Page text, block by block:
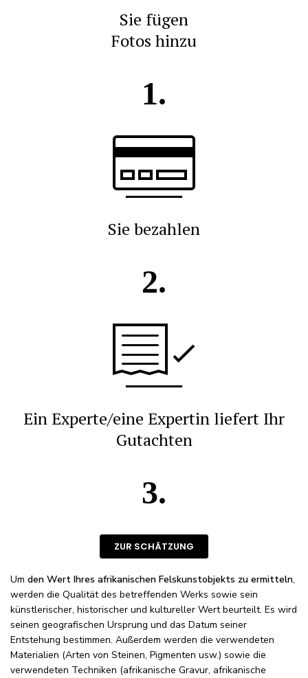
Sie fügen
Fotos hinzu
1.
Sie bezahlen
2.
Ein Experte/eine Expertin liefert Ihr
Gutachten
3.
ZUR SCHÄTZUNG
Um den Wert Ihres afrikanischen Felskunstobjekts zu ermitteln,
werden die Qualität des betreffenden Werks sowie sein
künstlerischer, historischer und kultureller Wert beurteilt. Es wird
seinen geografischen Ursprung und das Datum seiner
Entstehung bestimmen. Außerdem werden die verwendeten
Materialien (Arten von Steinen, Pigmenten usw.) sowie die
verwendeten Techniken (afrikanische Gravur, afrikanische